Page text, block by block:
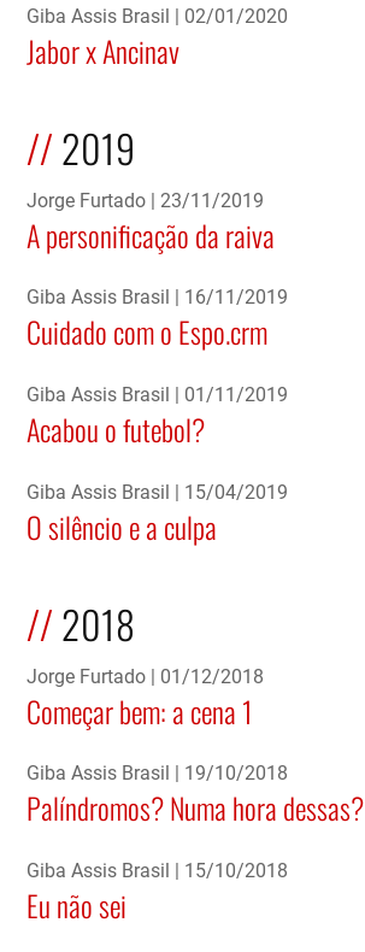
Giba Assis Brasil 02/01/2020
Jabor x Ancinav
2019
Jorge Furtado 23/11/2019
A personificação da raiva
Giba Assis Brasil 16/11/2019
Cuidado com o Espo.crm
Giba Assis Brasil 01/11/2019
Acabou o futebol?
Giba Assis Brasil 15/04/2019
O silêncio e a culpa
2018
Jorge Furtado 01/12/2018
Começar bem: a cena 1
Giba Assis Brasil 19/10/2018
Palíndromos? Numa hora dessas?
Giba Assis Brasil 15/10/2018
Eu não sei